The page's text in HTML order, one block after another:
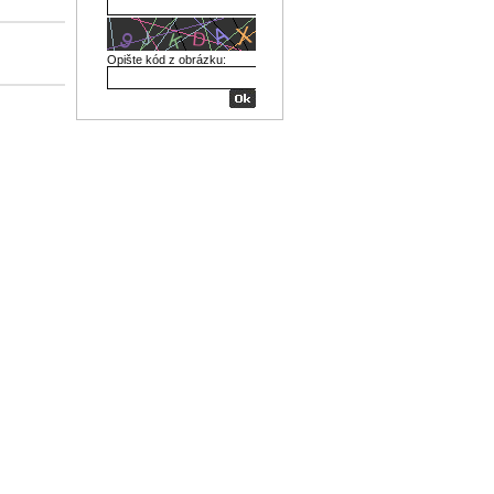
Opište kód z obrázku: